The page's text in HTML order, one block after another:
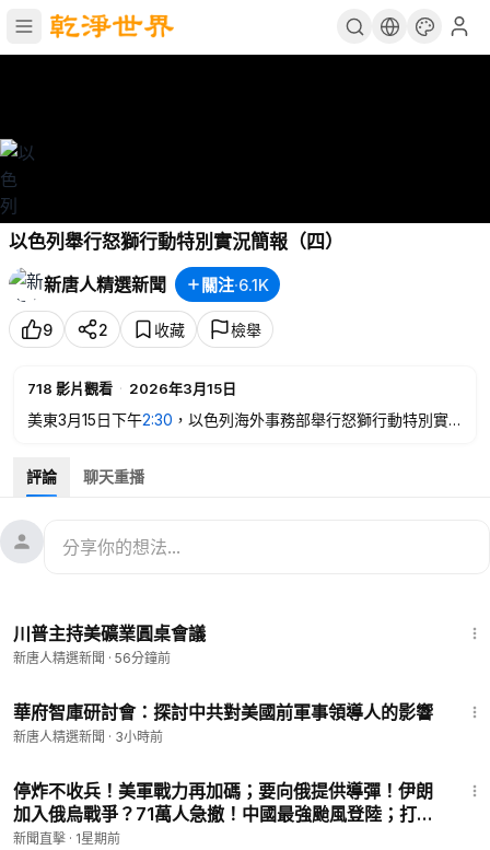
以色列舉行怒獅行動特別實況簡報（四）
新唐人精選新聞
關注·6.1K
9 2 收藏 檢舉
718 影片觀看 · 2026年3月15日
美東3月15日下午2:30 ，以色列海外事務部舉行怒獅行動特別實
唐人、大紀元進行網絡直播，即時翻譯字幕。
評論 聊天重播
川普主持美礦業圓桌會議
新唐人精選新聞 · 56分鐘前
華府智庫研討會：探討中共對美國前軍事領導人的影響
新唐人精選新聞 · 3小時前
停炸不收兵！美軍戰力再加碼；要向俄提供導彈！伊朗
加入俄烏戰爭？71萬人急撤！中國最強颱風登陸；打臉
中共！數學大獎得主吐心聲；攻台在即？中共演練還原
新聞直擊 · 1星期前